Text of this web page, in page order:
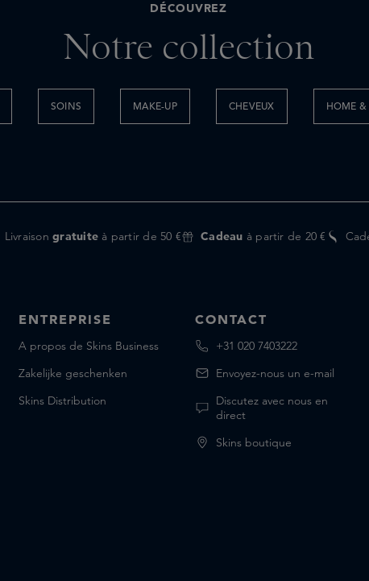
DÉCOUVREZ
Notre collection
SOINS MAKE-UP CHEVEUX HOME &
Livraisongratuite à partir de 50 € Cadeau à partir de 20 €
ENTREPRISE
A propos de Skins Business
Zakelijke geschenken
Skins Distribution
CONTACT
+31 020 7403222
Envoyez-nous un e-mail
Discutez avec nous en
direct
Skins boutique